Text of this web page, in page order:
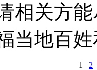
相关方
当地百
1 2